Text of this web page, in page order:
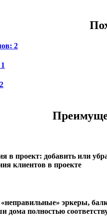
2
1
2
в проект: добавить или
клиентов в проекте
эркеры,
дома полностью